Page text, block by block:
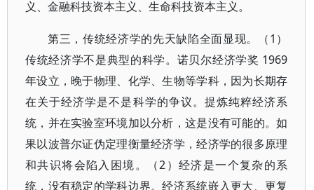
义、金融科技资本主义、生命科技资本主义。
第三，传统经济学的先天缺陷全面显现。（1）
传统经济学不是典型的科学。诺贝尔经济学奖 1969
年设立，晚于物理、化学、生物等学科，因为长期存
在关于经济学是不是科学的争议。提炼纯粹经济系
统，并在实验室环境加以分析，这是没有可能的。如
果以波普尔证伪定理衡量经济学，经济学的很多原理
和共识将会陷入困境。（2）经济是一个复杂的系
统，没有稳定的学科边界。经济系统嵌入更大、更复